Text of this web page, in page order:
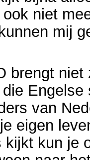
niet
mij
brengt
van
eigen
kijkt kun je